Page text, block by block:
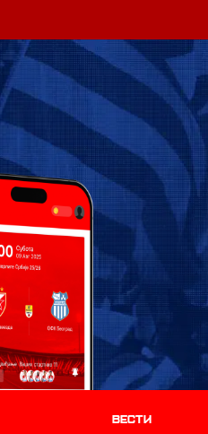
Вести